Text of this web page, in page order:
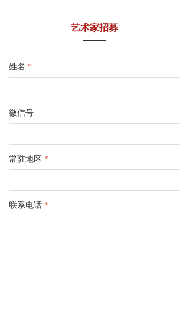
艺术家招募
姓名 *
微信号
常驻地区 *
联系电话 *